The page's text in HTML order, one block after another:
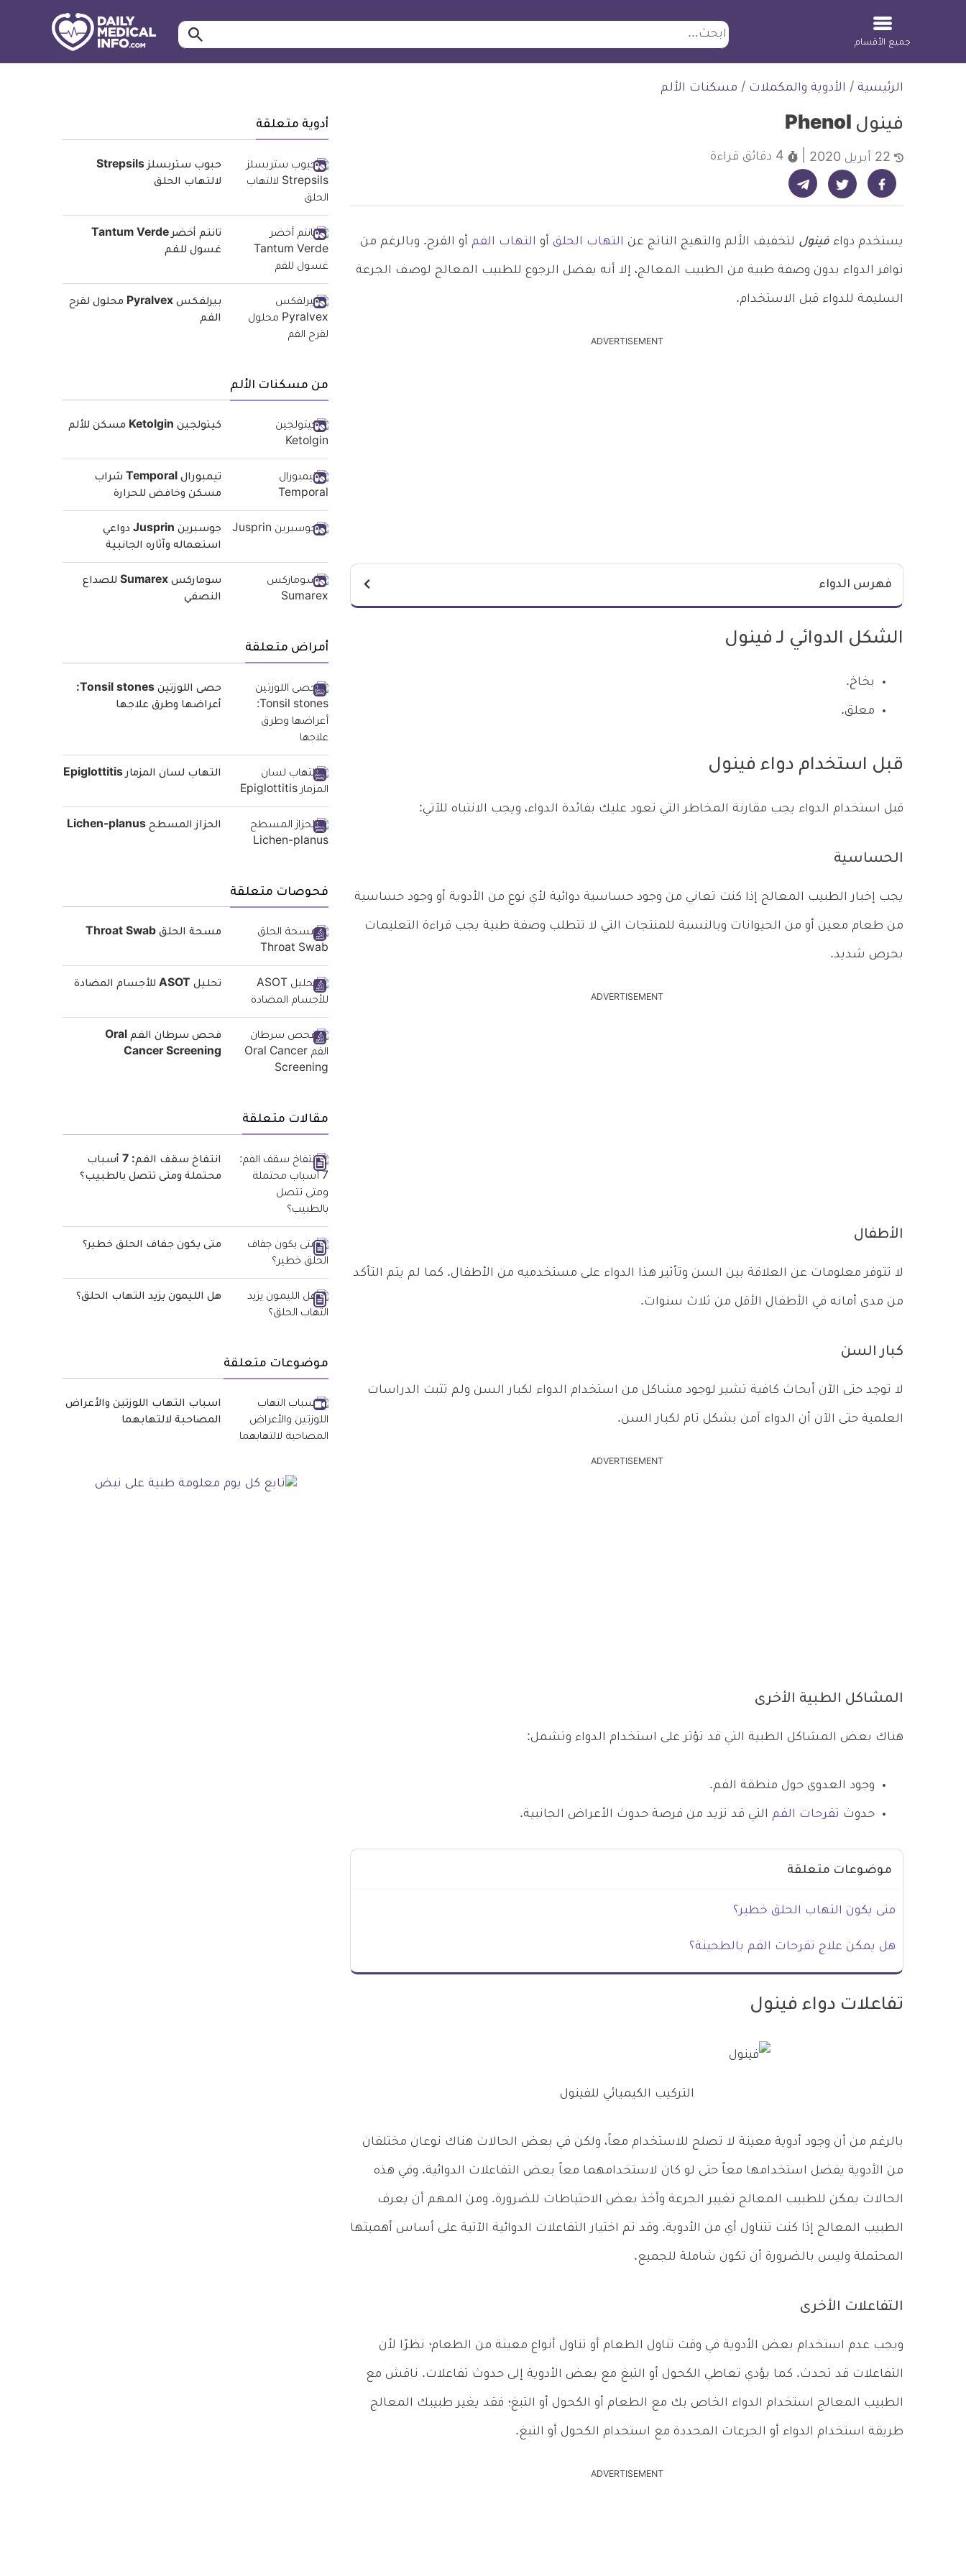
ابحث ابحث…
جميع الأقسام
الرئيسية / الأدوية والمكملات / مسكنات الألم
فينول Phenol
4 دقائق قراءة
شارك على فيسبوك - ديلي ميديكال انفو شارك على تويتر - ديلي ميديكال انفو شارك على تيليجرام - ديلي ميديكال انفو
يستخدم دواء فينول لتخفيف الألم والتهيج الناتج عن التهاب الحلق أو التهاب الفم أو القرح. وبالرغم من
توافر الدواء بدون وصفة طبية من الطبيب المعالج، إلا أنه يفضل الرجوع للطبيب المعالج لوصف الجرعة
السليمة للدواء قبل الاستخدام.
ADVERTISEMENT
فهرس الدواء
الشكل الدوائي لـ فينول
بخاخ.
معلق.
قبل استخدام دواء فينول
قبل استخدام الدواء يجب مقارنة المخاطر التي تعود عليك بفائدة الدواء، ويجب الانتباه للآتي:
الحساسية
يجب إخبار الطبيب المعالج إذا كنت تعاني من وجود حساسية دوائية لأي نوع من الأدوية أو وجود حساسية
من طعام معين أو من الحيوانات وبالنسبة للمنتجات التي لا تتطلب وصفة طبية يجب قراءة التعليمات
بحرص شديد.
ADVERTISEMENT
الأطفال
لا تتوفر معلومات عن العلاقة بين السن وتأثير هذا الدواء على مستخدميه من الأطفال. كما لم يتم التأكد
من مدى أمانه في الأطفال الأقل من ثلاث سنوات.
كبار السن
لا توجد حتى الآن أبحاث كافية تشير لوجود مشاكل من استخدام الدواء لكبار السن ولم تثبت الدراسات
العلمية حتى الآن أن الدواء آمن بشكل تام لكبار السن.
ADVERTISEMENT
المشاكل الطبية الأخرى
هناك بعض المشاكل الطبية التي قد تؤثر على استخدام الدواء وتشمل:
وجود العدوى حول منطقة الفم.
حدوث تقرحات الفم التي قد تزيد من فرصة حدوث الأعراض الجانبية.
موضوعات متعلقة
متى يكون التهاب الحلق خطير؟
هل يمكن علاج تقرحات الفم بالطحينة؟
تفاعلات دواء فينول
التركيب الكيميائي للفينول
بالرغم من أن وجود أدوية معينة لا تصلح للاستخدام معاً، ولكن في بعض الحالات هناك نوعان مختلفان
من الأدوية يفضل استخدامها معاً حتى لو كان لاستخدامهما معاً بعض التفاعلات الدوائية. وفي هذه
الحالات يمكن للطبيب المعالج تغيير الجرعة وأخذ بعض الاحتياطات للضرورة. ومن المهم أن يعرف
الطبيب المعالج إذا كنت تتناول أي من الأدوية. وقد تم اختيار التفاعلات الدوائية الآتية على أساس أهميتها
المحتملة وليس بالضرورة أن تكون شاملة للجميع.
التفاعلات الأخرى
ويجب عدم استخدام بعض الأدوية في وقت تناول الطعام أو تناول أنواع معينة من الطعام؛ نظرًا لأن
التفاعلات قد تحدث. كما يؤدي تعاطي الكحول أو التبغ مع بعض الأدوية إلى حدوث تفاعلات. ناقش مع
الطبيب المعالج استخدام الدواء الخاص بك مع الطعام أو الكحول أو التبغ؛ فقد يغير طبيبك المعالج
طريقة استخدام الدواء أو الجرعات المحددة مع استخدام الكحول أو التبغ.
ADVERTISEMENT
أدوية متعلقة
حبوب ستربسلز Strepsils
لالتهاب الحلق
تانتم أخضر Tantum Verde
غسول للفم
بيرلفكس Pyralvex محلول لقرح
الفم
من مسكنات الألم
كيتولجين Ketolgin مسكن للألم
تيمبورال Temporal شراب
مسكن وخافض للحرارة
جوسبرين Jusprin دواعي
استعماله وآثاره الجانبية
سوماركس Sumarex للصداع
النصفي
أمراض متعلقة
حصى اللوزتين Tonsil stones:
أعراضها وطرق علاجها
التهاب لسان المزمار Epiglottitis
الحزاز المسطح Lichen-planus
فحوصات متعلقة
مسحة الحلق Throat Swab
تحليل ASOT للأجسام المضادة
فحص سرطان الفم Oral
Cancer Screening
مقالات متعلقة
انتفاخ سقف الفم: 7 أسباب
محتملة ومتى تتصل بالطبيب؟
متى يكون جفاف الحلق خطير؟
هل الليمون يزيد التهاب الحلق؟
موضوعات متعلقة
اسباب التهاب اللوزتين والأعراض
المصاحبة لالتهابهما